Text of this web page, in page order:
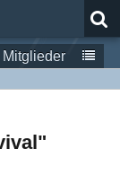
Mitglieder